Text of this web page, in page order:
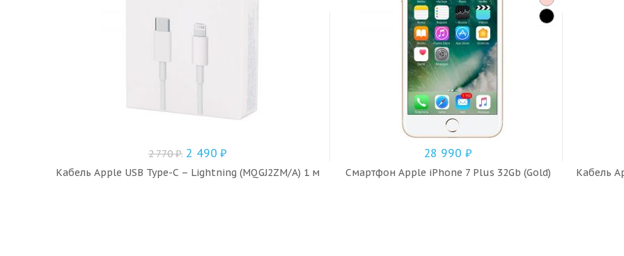
2 770₽. 2 490₽
Кабель Apple USB Type-C – Lightning (MQGJ2ZM/A) 1 м
28 990 ₽
Смартфон Apple iPhone 7 Plus 32Gb (Gold) Кабель